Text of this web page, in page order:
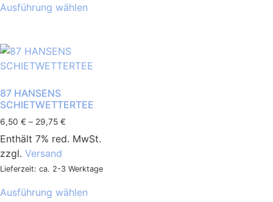
Ausführung wählen
87 HANSENS
SCHIETWETTERTEE
6,50 € – 29,75 €
Enthält 7% red. MwSt.
zzgl. Versand
Lieferzeit: ca. 2-3 Werktage
Ausführung wählen